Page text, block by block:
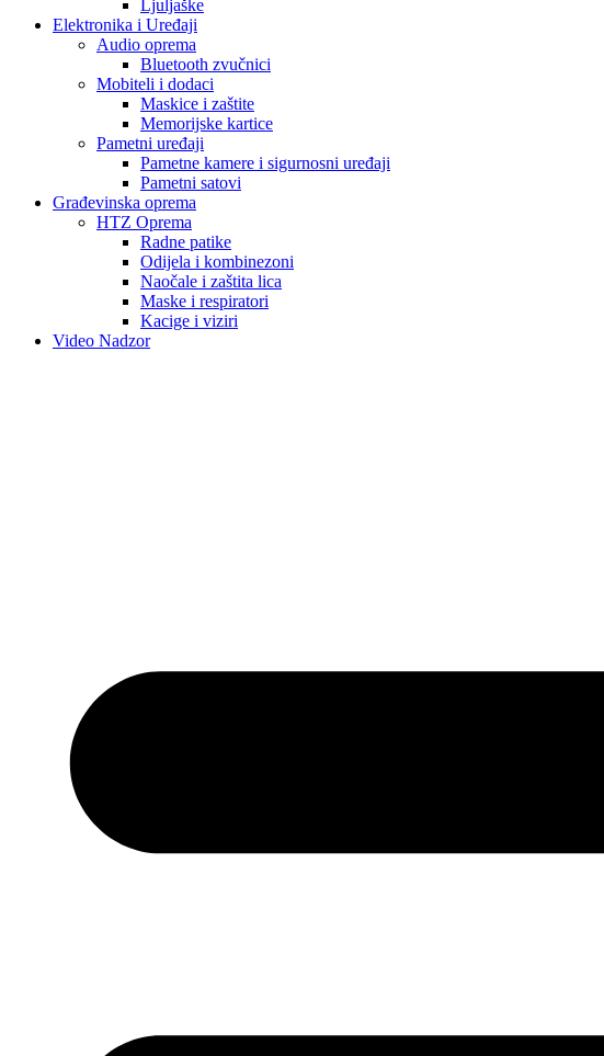
Ljuljaške
Elektronika i Uređaji
Audio oprema
Bluetooth zvučnici
Mobiteli i dodaci
Maskice i zaštite
Memorijske kartice
Pametni uređaji
Pametne kamere i sigurnosni uređaji
Pametni satovi
Građevinska oprema
HTZ Oprema
Radne patike
Odijela i kombinezoni
Naočale i zaštita lica
Maske i respiratori
Kacige i viziri
Video Nadzor